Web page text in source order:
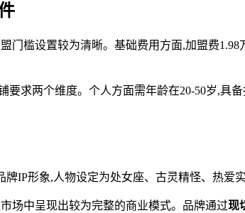
门槛设置较为清晰。基础费用方面,加盟费
要求两个维度。个人方面需年龄在20-50岁,具
IP形象,人物设定为处女座、古灵精怪、热爱
场中呈现出较为完整的商业模式。品牌通过现